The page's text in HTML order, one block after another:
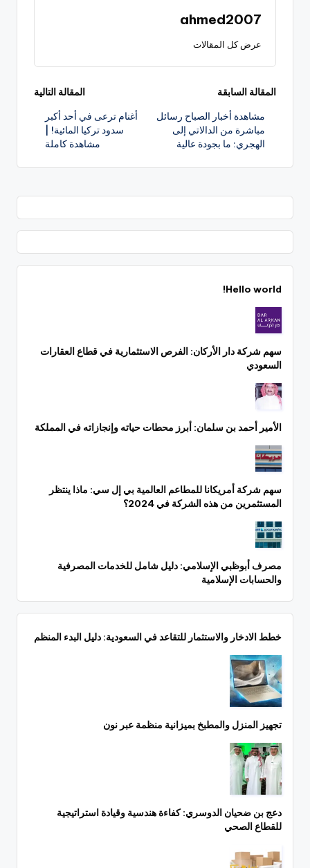
ahmed2007
عرض كل المقالات
تصفّح
المقالات
المقالة السابقة
مشاهدة أخبار الصباح رسائل
مباشرة من الدالاتي إلى
الهجري: ما بجودة عالية
المقالة التالية
أغنام ترعى في أحد أكبر
سدود تركيا المائية! |
مشاهدة كاملة
Hello world!
سهم شركة دار الأركان: الفرص الاستثمارية في قطاع العقارات
السعودي
الأمير أحمد بن سلمان: أبرز محطات حياته وإنجازاته في المملكة
سهم شركة أمريكانا للمطاعم العالمية بي إل سي: ماذا ينتظر
المستثمرين من هذه الشركة في 2024؟
مصرف أبوظبي الإسلامي: دليل شامل للخدمات المصرفية
والحسابات الإسلامية
خطط الادخار والاستثمار للتقاعد في السعودية: دليل البدء المنظم
تجهيز المنزل والمطبخ بميزانية منظمة عبر نون
دعج بن ضحيان الدوسري: كفاءة هندسية وقيادة استراتيجية
للقطاع الصحي